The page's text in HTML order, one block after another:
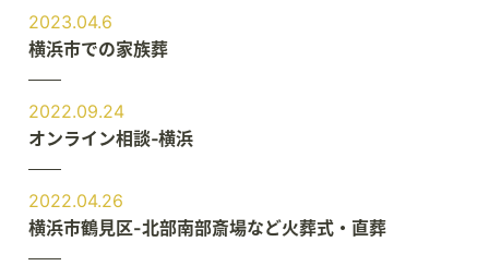
2023.04.6
横浜市での家族葬
2022.09.24
オンライン相談‐横浜
2022.04.26
横浜市鶴見区-北部南部斎場など火葬式・直葬